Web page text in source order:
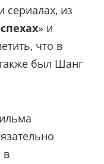
сериалах, из
» и
что в
был Шанг
в